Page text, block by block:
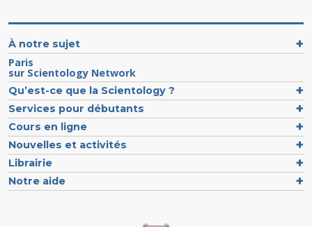
À notre sujet
Paris
sur Scientology Network
Qu’est-ce que la Scientology ?
Services pour débutants
Cours en ligne
Nouvelles et activités
Librairie
Notre aide